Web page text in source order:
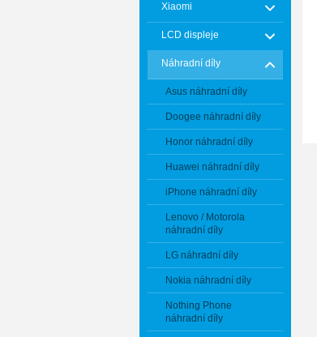
Xiaomi
LCD displeje
Náhradní díly
Asus náhradní díly
Doogee náhradní díly
Honor náhradní díly
Huawei náhradní díly
iPhone náhradní díly
Lenovo / Motorola
náhradní díly
LG náhradní díly
Nokia náhradní díly
Nothing Phone
náhradní díly